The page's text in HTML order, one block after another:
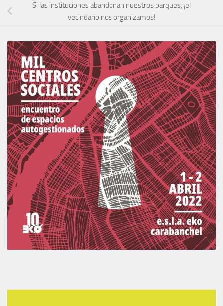
Si las instituciones abandonan nuestros parques, ¡el
vecindario nos organizamos!